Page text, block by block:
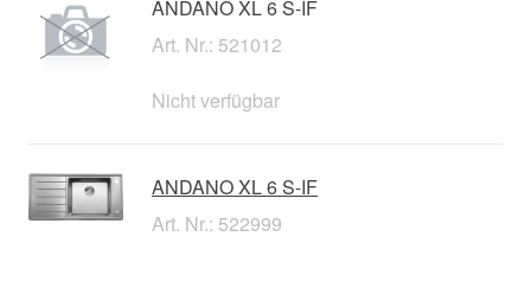
ANDANO XL 6 S-IF
Art. Nr.: 521012
Nicht verfügbar
ANDANO XL 6 S-IF
Art. Nr.: 522999